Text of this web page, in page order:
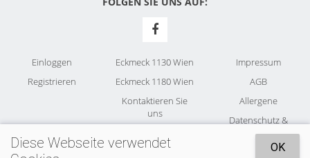
Einloggen
Registrieren
Eckmeck 1130 Wien
Eckmeck 1180 Wien
Kontaktieren Sie
uns
Impressum
AGB
Allergene
Datenschutz &
Cookies
Diese Webseite verwendet
OK